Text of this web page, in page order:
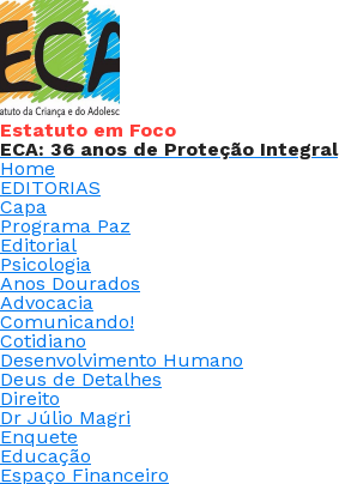
Estatuto em Foco
ECA: 36 anos de Proteção Integral
Home
EDITORIAS
Capa
Programa Paz
Editorial
Psicologia
Anos Dourados
Advocacia
Comunicando!
Cotidiano
Desenvolvimento Humano
Deus de Detalhes
Direito
Dr Júlio Magri
Enquete
Educação
Espaço Financeiro